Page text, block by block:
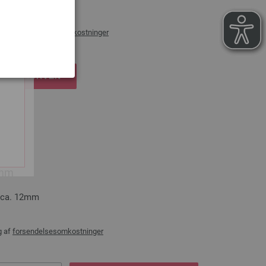
af forsendelsesomkostninger
12mm
af forsendelsesomkostninger